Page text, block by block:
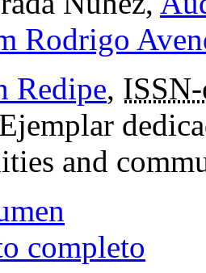
Rodrigo
Redipe,
and
completo